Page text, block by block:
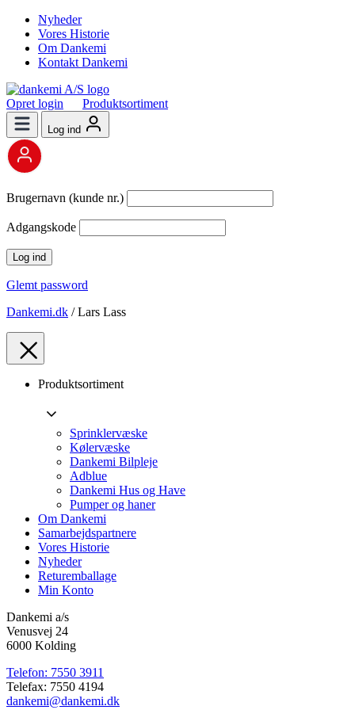
Nyheder
Vores Historie
Om Dankemi
Kontakt Dankemi
Opret login Produktsortiment
Log ind
Brugernavn (kunde nr.)
Adgangskode
Glemt password
Dankemi.dk /Lars Lass
Produktsortiment
Sprinklervæske
Kølervæske
Dankemi Bilpleje
Adblue
Dankemi Hus og Have
Pumper og haner
Om Dankemi
Samarbejdspartnere
Vores Historie
Nyheder
Returemballage
Min Konto
Dankemi a/s
Venusvej 24
6000 Kolding
Telefon: 7550 3911
Telefax: 7550 4194
dankemi@dankemi.dk